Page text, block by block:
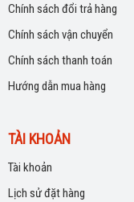
Chính sách đổi trả hàng
Chính sách vận chuyển
Chính sách thanh toán
Hướng dẫn mua hàng
TÀI KHOẢN
Tài khoản
Lịch sử đặt hàng